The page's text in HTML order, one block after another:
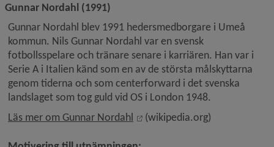
Gunnar Nordahl (1991)
Gunnar Nordahl blev 1991 hedersmedborgare i Umeå
kommun. Nils Gunnar Nordahl var en svensk
fotbollsspelare och tränare senare i karriären. Han var i
Serie A i Italien känd som en av de största målskyttarna
genom tiderna och som centerforward i det svenska
landslaget som tog guld vid OS i London 1948.
Läs mer om Gunnar Nordahl
Länk till annan webbplats,
(wikipedia.org)